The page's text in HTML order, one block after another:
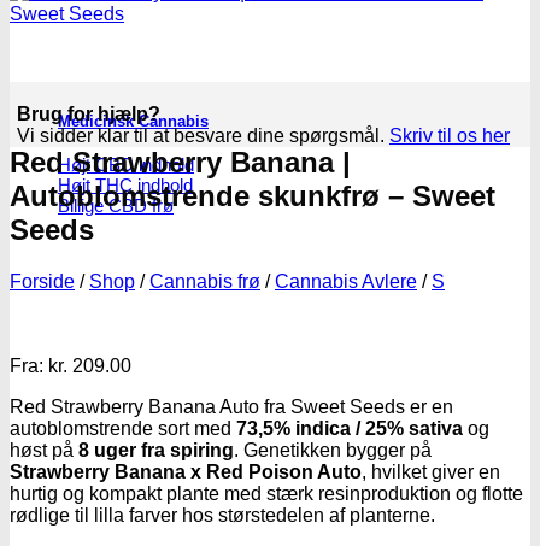
Medicinsk Cannabis
Højt CBD indhold
Højt THC indhold
Billige CBD frø
Brug for hjælp?
Vi sidder klar til at besvare dine spørgsmål. Skriv til os her
Red Strawberry Banana |
Autoblomstrende skunkfrø – Sweet
Seeds
Forside / Shop / Cannabis frø / Cannabis Avlere / S
Fra: kr. 209.00
Red Strawberry Banana Auto fra Sweet Seeds er en
autoblomstrende sort med 73,5% indica / 25% sativa og
høst på 8 uger fra spiring. Genetikken bygger på
Strawberry Banana x Red Poison Auto, hvilket giver en
hurtig og kompakt plante med stærk resinproduktion og flotte
rødlige til lilla farver hos størstedelen af planterne.